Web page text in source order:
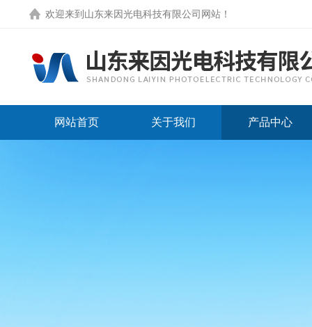
欢迎来到 山东来因光电科技有限公司网站 ！
网站首页 关于我们 产品中心